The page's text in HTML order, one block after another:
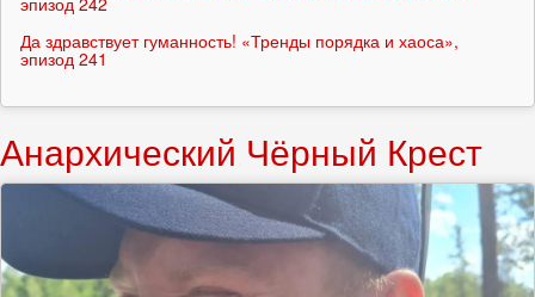
Да здравствует гуманность! «Тренды порядка и хаоса»,
эпизод 241
Анархический Чёрный Крест